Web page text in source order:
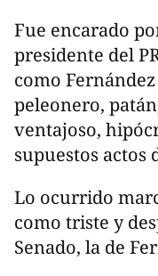
Fue encarado
presidente del
como
peleonero,
ventajoso,
supuestos actos
Lo ocurrido
como triste y
Senado, la de